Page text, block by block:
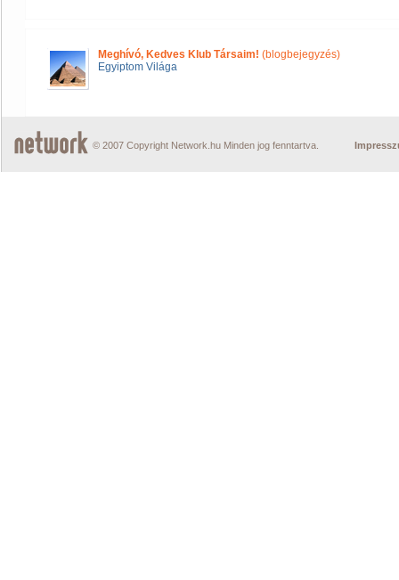
Meghívó, Kedves Klub Társaim! (blogbejegyzés)
Egyiptom Világa
© 2007 Copyright Network.hu Minden jog fenntartva.